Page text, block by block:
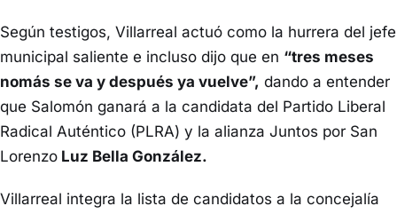
Según testigos, Villarreal actuó como la hurrera del jefe
municipal saliente e incluso dijo que en “tres meses
nomás se va y después ya vuelve”, dando a entender
que Salomón ganará a la candidata del Partido Liberal
Radical Auténtico (PLRA) y la alianza Juntos por San
Lorenzo Luz Bella González.
Villarreal integra la lista de candidatos a la concejalía